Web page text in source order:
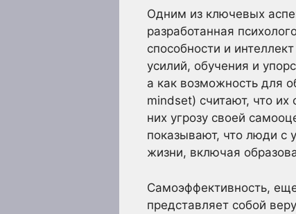
Одним из ключевых
разработанная
способности и
усилий, обучения и
а как возможность для
mindset) считают, что
них угрозу своей
показывают, что люди с
жизни, включая
Самоэффективность,
представляет собой